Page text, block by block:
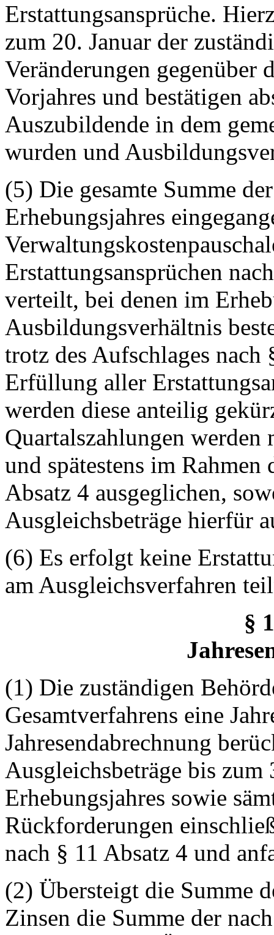
Erstattungsansprüche.
zum 20. Januar der
Veränderungen gegenüber
Vorjahres und bestätigen
Auszubildende in dem
wurden und
(5) Die gesamte Summe
Erhebungsjahres
Erstattungsansprüchen
verteilt, bei denen im
Ausbildungsverhältnis
trotz des Aufschlages
Erfüllung aller
werden diese anteilig
Quartalszahlungen
und spätestens im
Absatz 4 ausgeglichen,
Ausgleichsbeträge hierfür
(6) Es erfolgt keine
am Ausgleichsverfahren
§
(1) Die zuständigen
Gesamtverfahrens eine
Jahresendabrechnung
Ausgleichsbeträge bis zum
Erhebungsjahres sowie
Rückforderungen
nach § 11 Absatz 4 und
(2) Übersteigt die Summe
Zinsen die Summe der